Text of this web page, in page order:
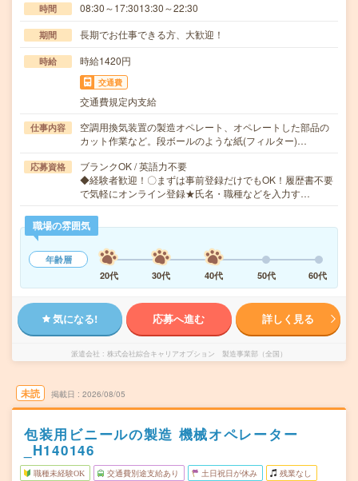
時間 08:30～17:3013:30～22:30
期間 長期でお仕事できる方、大歓迎！
時給 時給1420円
交通費
交通費規定内支給
仕事内容
空調用換気装置の製造オペレート、オペレートした部品の
カット作業など。段ボールのような紙(フィルター)…
応募資格
ブランクOK / 英語力不要
◆経験者歓迎！〇まずは事前登録だけでもOK！履歴書不要
で気軽にオンライン登録★氏名・職種などを入力す…
職場の雰囲気
年齢層
20代
30代 40代 50代 60代
気になる! 応募へ進む 詳しく見る
派遣会社 株式会社綜合キャリアオプション 製造事業部（全国）
未読 掲載日 2026/08/05
包装用ビニールの製造 機械オペレーター
_H140146
職種未経験OK 交通費別途支給あり 土日祝日が休み 残業なし